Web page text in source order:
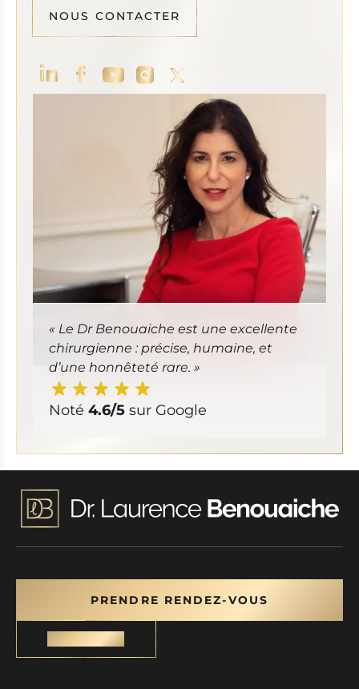
NOUS CONTACTER
« Le Dr Benouaiche est une excellente
chirurgienne : précise, humaine, et
d’une honnêteté rare. »
Noté 4.6/5 sur Google
PRENDRE RENDEZ-VOUS
CONTACT